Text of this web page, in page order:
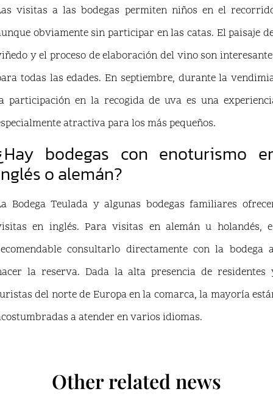
visitas a las bodegas permiten niños en el
obviamente sin participar en las catas. El paisaje
y el proceso de elaboración del vino son
todas las edades. En septiembre, durante la
participación en la recogida de uva es una
atractiva para los más pequeños.
bodegas con enoturismo
o alemán?
Bodega Teulada y algunas bodegas familiares
en inglés. Para visitas en alemán u holandés,
consultarlo directamente con la bodega
la reserva. Dada la alta presencia de residentes
del norte de Europa en la comarca, la mayoría
a atender en varios idiomas.
Other related news